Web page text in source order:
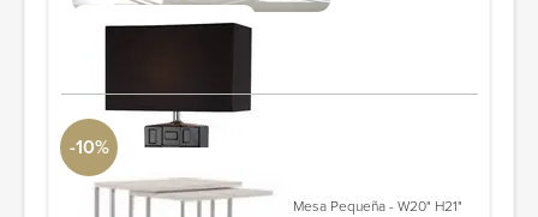
-10%
Lazzoni
Notebook nesting tables
Mesa Grande - W22" H22" D15" Mesa Pequeña - W20" H21"